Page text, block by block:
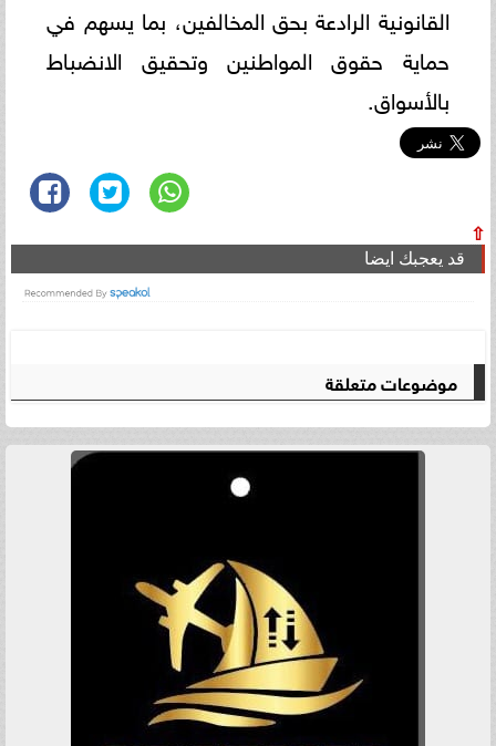
القانونية الرادعة بحق المخالفين، بما يسهم في
حماية حقوق المواطنين وتحقيق الانضباط
بالأسواق.
⇧
قد يعجبك ايضا
موضوعات متعلقة